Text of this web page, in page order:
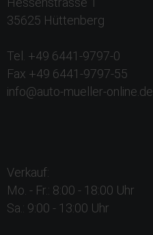
35625 Hüttenberg
Tel. +49 6441-9797-0
Fax +49 6441-9797-55
info@auto-mueller-online.de
Verkauf:
Mo. - Fr.: 8:00 - 18:00 Uhr
Sa.: 9:00 - 13:00 Uhr